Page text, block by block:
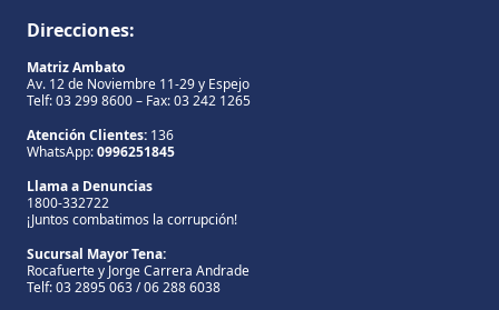
Direcciones:
Matriz Ambato
Av. 12 de Noviembre 11-29 y Espejo
Telf: 03 299 8600 – Fax: 03 242 1265
Atención Clientes: 136
WhatsApp:0996251845
Llama a Denuncias
1800-332722
¡Juntos combatimos la corrupción!
Sucursal Mayor Tena:
Rocafuerte y Jorge Carrera Andrade
Telf: 03 2895 063 / 06 288 6038